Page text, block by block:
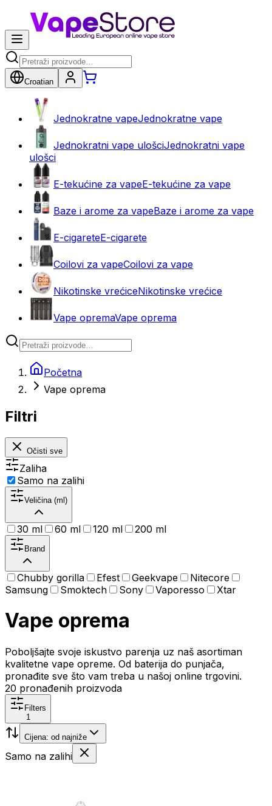
Croatian
Jednokratne vapeJednokratne vape
Jednokratni vape ulošciJednokratni vape
ulošci
E-tekućine za vapeE-tekućine za vape
Baze i arome za vapeBaze i arome za vape
E-cigareteE-cigarete
Coilovi za vapeCoilovi za vape
Nikotinske vrećiceNikotinske vrećice
Vape opremaVape oprema
Početna
Vape oprema
Filtri
Očisti sve
Zaliha
Samo na zalihi
Veličina (ml)
30 ml 60 ml 120 ml 200 ml
Brand
Chubby gorilla Efest Geekvape
Nitecore
Samsung
Smoktech Sony Vaporesso Xtar
Vape oprema
Poboljšajte svoje iskustvo parenja uz naš asortiman
kvalitetne vape opreme. Od baterija do punjača,
pronađite sve što vam treba u našoj online trgovini.
20 pronađenih proizvoda
Filters
1
Cijena: od najniže
Samo na zalihi